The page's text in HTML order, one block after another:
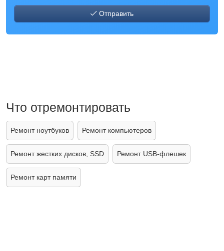
Отправить
Что отремонтировать
Ремонт ноутбуков Ремонт компьютеров
Ремонт жестких дисков, SSD Ремонт USB-флешек
Ремонт карт памяти